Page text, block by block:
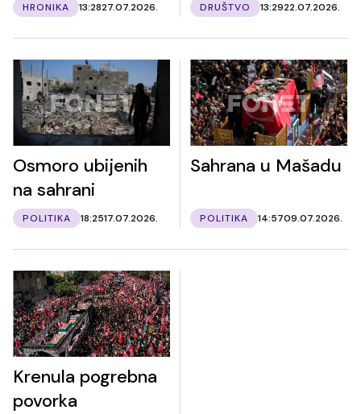
HRONIKA 13:2827.07.2026. DRUŠTVO 13:2922.07.2026.
Osmoro ubijenih
na sahrani
POLITIKA 18:2517.07.2026.
Sahrana u Mašadu
POLITIKA 14:5709.07.2026.
Krenula pogrebna
povorka